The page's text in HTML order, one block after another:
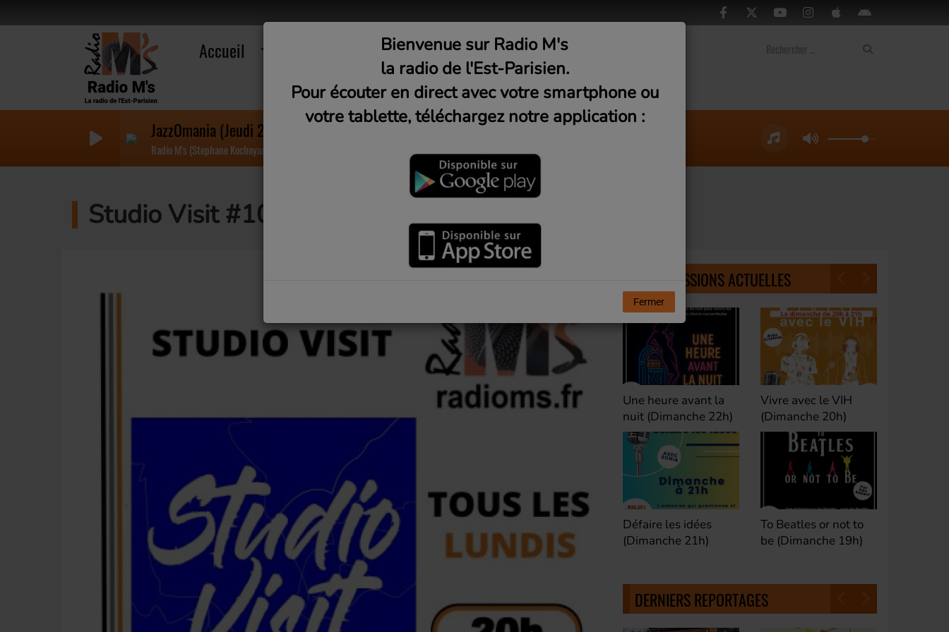
Accueil Musique Médias
JazzOmania (Jeudi 22h)
Radio M's (Stephane Kochoyan)
Studio Visit #10 - Sur le fil avec Maxence Doré
NOS ÉMISSIONS ACTUELLES
Une heure avant la
(Dimanche 21h)
Vivre avec le VIH
(Dimanche 20h)
To Beatles or not to
be (Dimanche 19h)
Club M's le Mix by
David (Lundi, jeudi et
samedi 23h)
Fan de Funk (Samedi
21h)
DERNIERS REPORTAGES
Bienvenue sur Radio M's
la radio de l'Est-Parisien.
Pour écouter en direct avec votre smartphone ou
votre tablette, téléchargez notre application :
Fermer